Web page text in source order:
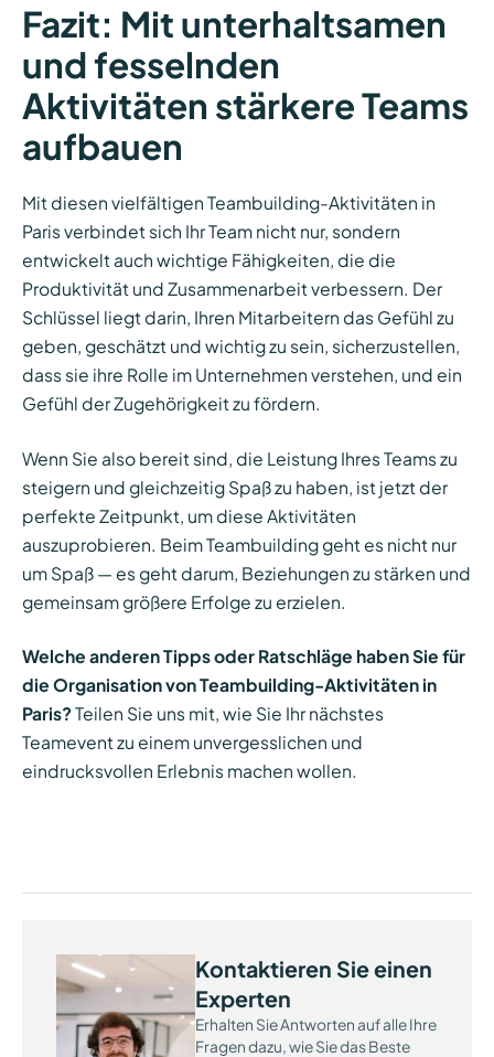
Fazit: Mit unterhaltsamen
und fesselnden
Aktivitäten stärkere Teams
aufbauen
Mit diesen vielfältigen Teambuilding-Aktivitäten in
Paris verbindet sich Ihr Team nicht nur, sondern
entwickelt auch wichtige Fähigkeiten, die die
Produktivität und Zusammenarbeit verbessern. Der
Schlüssel liegt darin, Ihren Mitarbeitern das Gefühl zu
geben, geschätzt und wichtig zu sein, sicherzustellen,
dass sie ihre Rolle im Unternehmen verstehen, und ein
Gefühl der Zugehörigkeit zu fördern.
Wenn Sie also bereit sind, die Leistung Ihres Teams zu
steigern und gleichzeitig Spaß zu haben, ist jetzt der
perfekte Zeitpunkt, um diese Aktivitäten
auszuprobieren. Beim Teambuilding geht es nicht nur
um Spaß — es geht darum, Beziehungen zu stärken und
gemeinsam größere Erfolge zu erzielen.
Welche anderen Tipps oder Ratschläge haben Sie für
die Organisation von Teambuilding-Aktivitäten in
Paris?Teilen Sie uns mit, wie Sie Ihr nächstes
Teamevent zu einem unvergesslichen und
eindrucksvollen Erlebnis machen wollen.
Kontaktieren Sie einen
Experten
Erhalten Sie Antworten auf alle Ihre
Fragen dazu, wie Sie das Beste